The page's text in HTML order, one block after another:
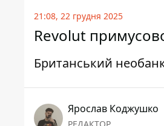
21:08, 22 грудня 2025
Revolut
Британський
Ярослав Коджушко